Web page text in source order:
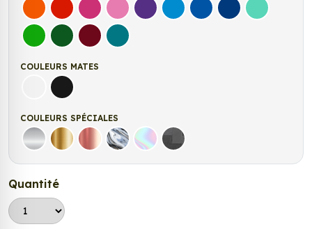
OrangeRouge FuchsiaRose Violet Bleu clairBleu MoyenBleu FoncéBleu Vert
Vert clairVert FoncéBordeauxTurquoise
COULEURS MATES
Blanc matNoir Mat
COULEURS SPÉCIALES
Argent Or Rose Gold
ChromeHolographique
Carbone Noir
Quantité